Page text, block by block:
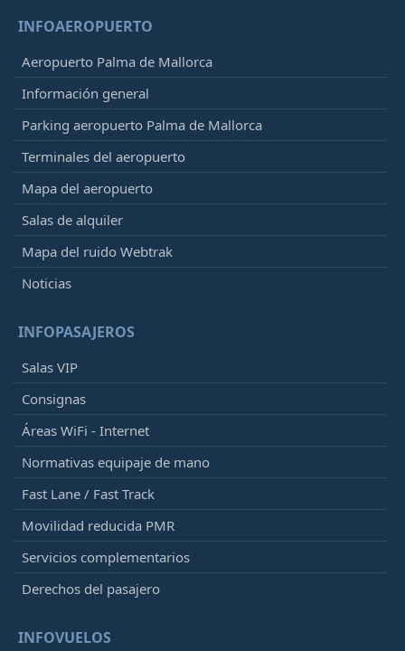
INFOAEROPUERTO
Aeropuerto Palma de Mallorca
Información general
Parking aeropuerto Palma de Mallorca
Terminales del aeropuerto
Mapa del aeropuerto
Salas de alquiler
Mapa del ruido Webtrak
Noticias
INFOPASAJEROS
Salas VIP
Consignas
Áreas WiFi - Internet
Normativas equipaje de mano
Fast Lane / Fast Track
Movilidad reducida PMR
Servicios complementarios
Derechos del pasajero
INFOVUELOS